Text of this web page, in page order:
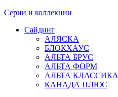
Серии и коллекции
Сайдинг
АЛЯСКА
БЛОКХАУС
АЛЬТА БРУС
АЛЬТА ФОРМ
АЛЬТА КЛАССИКА
КАНАДА ПЛЮС